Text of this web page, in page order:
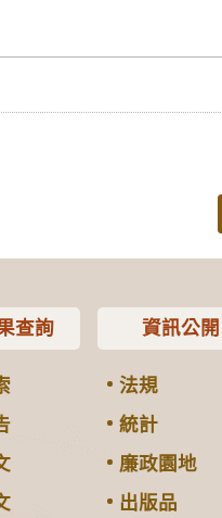
查詢 資訊公開
法規
統計
廉政園地
出版品